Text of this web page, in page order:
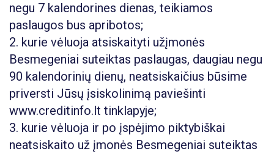
negu 7 kalendorines dienas, teikiamos
paslaugos bus apribotos;
2. kurie vėluoja atsiskaityti užįmonės
Besmegeniai suteiktas paslaugas, daugiau negu
90 kalendorinių dienų, neatsiskaičius būsime
priversti Jūsų įsiskolinimą paviešinti
www.creditinfo.lt tinklapyje;
3. kurie vėluoja ir po įspėjimo piktybiškai
neatsiskaito už įmonės Besmegeniai suteiktas